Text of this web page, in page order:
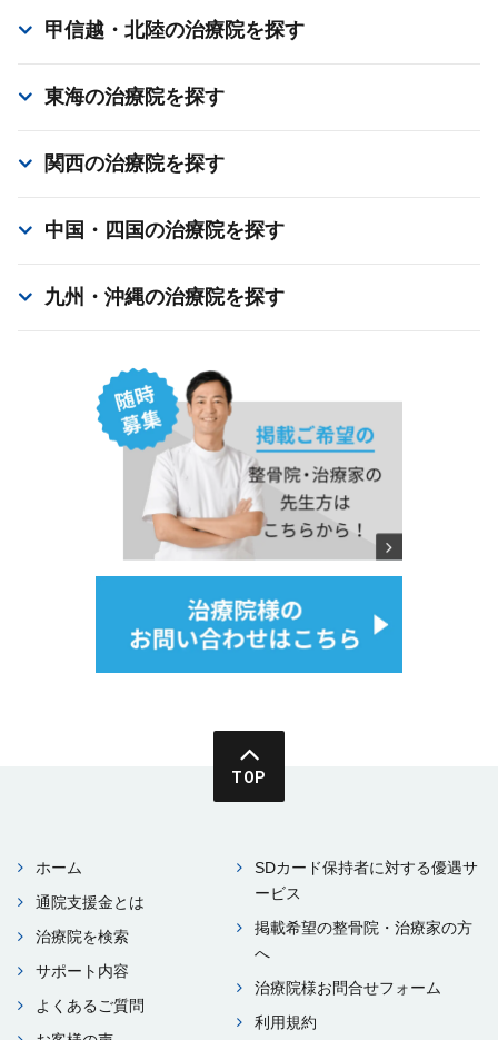
甲信越・北陸の治療院を探す
東海の治療院を探す
関西の治療院を探す
中国・四国の治療院を探す
九州・沖縄の治療院を探す
TOP
ホーム
通院⽀援⾦とは
治療院を検索
サポート内容
よくあるご質問
SDカード保持者に対する優遇サ
ービス
掲載希望の整⾻院・治療家の⽅
へ
治療院様お問合せフォーム
利⽤規約